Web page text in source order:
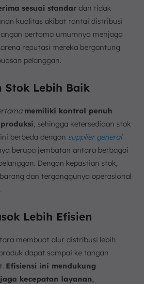
sesuai standar dan tidak
kualitas akibat rantai distribusi
pertama umumnya menjaga
reputasi mereka bergantung
pelanggan.
Stok Lebih Baik
memiliki kontrol penuh
, sehingga ketersediaan stok
berbeda dengan supplier general
berupa jembatan antara berbagai
Dengan kepastian stok,
dan terganggunya operasional
Lebih Efisien
membuat alur distribusi lebih
dapat sampai ke tangan
Efisiensi ini mendukung
kecepatan layanan